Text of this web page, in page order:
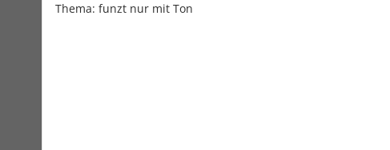
Thema: funzt nur mit Ton